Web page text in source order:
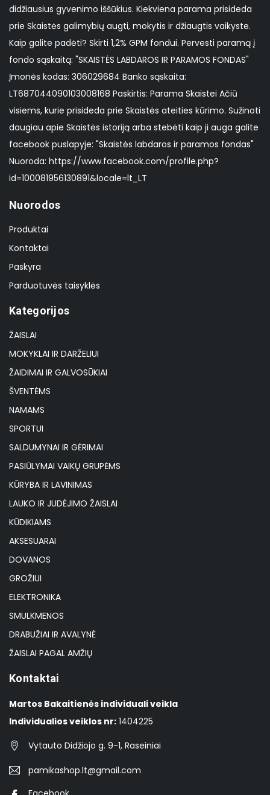
didžiausius gyvenimo iššūkius. Kiekviena parama prisideda
prie Skaistės galimybių augti, mokytis ir džiaugtis vaikyste.
Kaip galite padėti? Skirti 1,2% GPM fondui. Pervesti paramą į
fondo sąskaitą: "SKAISTĖS LABDAROS IR PARAMOS FONDAS"
Įmonės kodas: 306029684 Banko sąskaita:
LT687044090103008168 Paskirtis: Parama Skaistei Ačiū
visiems, kurie prisideda prie Skaistės ateities kūrimo. Sužinoti
daugiau apie Skaistės istoriją arba stebėti kaip ji auga galite
facebook puslapyje: "Skaistės labdaros ir paramos fondas"
Nuoroda: https://www.facebook.com/profile.php?
id=100081956130891&locale=lt_LT
Nuorodos
Produktai
Kontaktai
Paskyra
Parduotuvės taisyklės
Kategorijos
ŽAISLAI
MOKYKLAI IR DARŽELIUI
ŽAIDIMAI IR GALVOSŪKIAI
ŠVENTĖMS
NAMAMS
SPORTUI
SALDUMYNAI IR GĖRIMAI
PASIŪLYMAI VAIKŲ GRUPĖMS
KŪRYBA IR LAVINIMAS
LAUKO IR JUDĖJIMO ŽAISLAI
KŪDIKIAMS
AKSESUARAI
DOVANOS
GROŽIUI
ELEKTRONIKA
SMULKMENOS
DRABUŽIAI IR AVALYNĖ
ŽAISLAI PAGAL AMŽIŲ
Kontaktai
Martos Bakaitienės individuali veikla
Individualios veiklos nr: 1404225
Vytauto Didžiojo g. 9-1, Raseiniai
pamikashop.lt@gmail.com